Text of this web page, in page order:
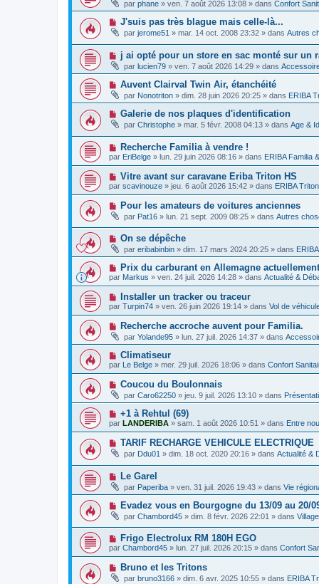
es
g
e
u
m
e
s
s
a
g
e
u
e
a
m
e
s
s
a
g
e
par phane » ven. 7 août 2026 13:08 » dans Confort
N
u
v
e
a
u
m
e
s
s
a
g
J'suis pas très blague mais celle-là...
par jerome51 » mar. 14 oct. 2008 23:32 » dans Autres
N
o
u
e
a
u
m
e
s
s
g
e
j ai opté pour un store en sac monté sur un
par lucien79 » ven. 7 août 2026 14:29 » dans
N
u
e
a
m
e
s
s
a
g
e
Auvent Clairval Twin Air, étanchéité
par Nonotriton » dim. 28 juin 2026 20:25 » dans ERIBA
N
u
v
e
a
m
s
s
g
e
Galerie de nos plaques d'identification
par Christophe » mar. 5 févr. 2008 04:13 » dans Age &
N
o
u
v
a
u
m
e
s
s
a
g
e
Recherche Familia à vendre !
par EriBelge » lun. 29 juin 2026 08:16 » dans ERIBA Familia
N
o
u
v
e
a
u
m
e
s
s
g
e
Vitre avant sur caravane Eriba Triton HS
par scavinouze » jeu. 6 août 2026 15:42 » dans ERIBA Triton
N
u
v
e
a
u
m
e
s
s
g
e
Pour les amateurs de voitures anciennes
par Pat16 » lun. 21 sept. 2009 08:25 » dans Autres
N
u
v
e
a
u
m
e
s
s
a
g
e
On se dépêche
par eribabinbin » dim. 17 mars 2024 20:25 » dans
N
o
v
e
a
u
m
e
s
s
a
g
Prix ​​du carburant en Allemagne actuellement
par Markus » ven. 24 juil. 2026 14:28 » dans Actualité &
N
o
v
e
a
u
m
e
s
s
a
g
e
Installer un tracker ou traceur
par Turpin74 » ven. 26 juin 2026 19:14 » dans Vol de
N
u
e
a
u
m
e
s
g
Recherche accroche auvent pour Familia.
par Yolande95 » lun. 27 juil. 2026 14:37 » dans
N
o
e
a
u
m
e
s
s
g
e
Climatiseur
par Le Belge » mer. 29 juil. 2026 18:06 » dans Confort
N
u
e
a
u
m
e
s
s
g
e
Coucou du Boulonnais
par Caro62250 » jeu. 9 juil. 2026 13:10 » dans
N
o
v
a
m
e
s
s
g
+1 à Rehtul (69)
par LANDERIBA » sam. 1 août 2026 10:51 » dans Entre
N
u
v
a
u
m
e
s
s
a
g
e
TARIF RECHARGE VEHICULE ELECTRIQUE
par Ddu01 » dim. 18 oct. 2020 20:16 » dans Actualité &
N
u
v
e
a
u
m
e
s
s
g
Le Garel
par Paperiba » ven. 31 juil. 2026 19:43 » dans Vie
N
u
v
a
u
m
e
s
Evadez vous en Bourgogne du 13/09 au 20/
par Chambord45 » dim. 8 févr. 2026 22:01 » dans
N
o
v
e
a
Frigo Electrolux RM 180H EGO
par Chambord45 » lun. 27 juil. 2026 20:15 » dans Confort
N
o
Bruno et les Tritons
par bruno3166 » dim. 6 avr. 2025 10:55 » dans ERIBA